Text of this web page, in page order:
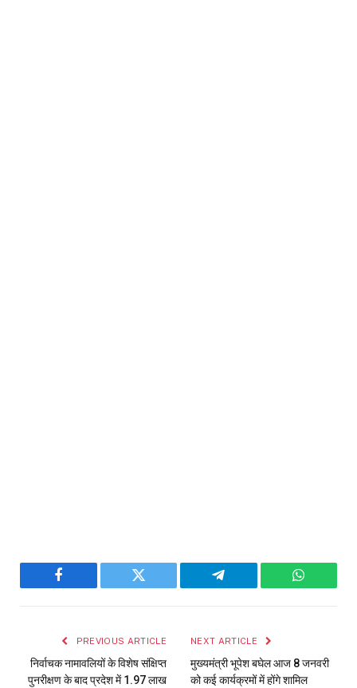
Facebook Twitter Telegram
PREVIOUS ARTICLE
निर्वाचक नामावलियों के विशेष संक्षिप्त
पुनरीक्षण के बाद प्रदेश में 1.97 लाख
NEXT ARTICLE
मुख्यमंत्री भूपेश बघेल आज 8 जनवरी
को कई कार्यक्रमों में होंगे शामिल